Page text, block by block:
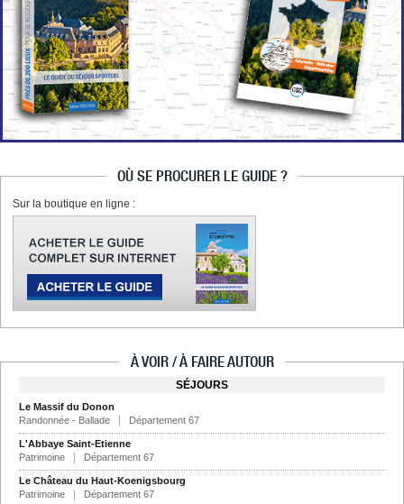
OÙ SE PROCURER LE GUIDE ?
Sur la boutique en ligne :
À VOIR / À FAIRE AUTOUR
SÉJOURS
Le Massif du Donon
Randonnée - Ballade
Département 67
L'Abbaye Saint-Etienne
Patrimoine
Département 67
Le Château du Haut-Koenigsbourg
Patrimoine
Département 67